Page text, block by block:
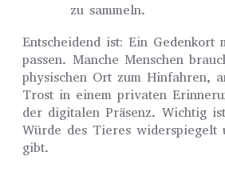
zu sammeln.
Entscheidend ist: Ein Gedenkort
passen. Manche Menschen
physischen Ort zum Hinfahren,
Trost in einem privaten
der digitalen Präsenz. Wichtig
Würde des Tieres widerspiegelt
gibt.